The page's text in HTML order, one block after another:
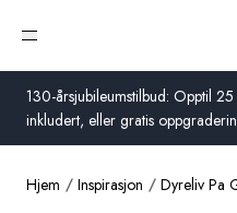
130-årsjubileumstilbud: Opptil
inkludert, eller gratis
Åpne meny
Global
Hjem Inspirasjon Dyreliv Pa